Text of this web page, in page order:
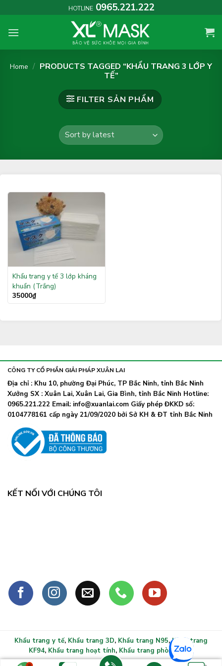
to
content
HOTLINE 0965.221.222
Home / PRODUCTS TAGGED “KHẨU TRANG 3 LỚP Y
TẾ”
FILTER
Khẩu trang y tế 3 lớp kháng
khuẩn (Trắng)
35000₫
CÔNG TY CỔ PHẦN GIẢI PHÁP XUÂN LAI
Địa chỉ : Khu 10, phường Đại Phúc, TP Bắc Ninh, tỉnh Bắc Ninh
Xưởng SX : Xuân Lai, Xuân Lai, Gia Bình, tỉnh Bắc Ninh Hotline:
0965.221.222 Email: info@xuanlai.com Giấy phép ĐKKD số:
0104778161 cấp ngày 21/09/2020 bởi Sở KH & ĐT tỉnh Bắc Ninh
KẾT NỐI VỚI CHÚNG TÔI
Khẩu trang y tế, Khẩu trang 3D, Khẩu trang N95,Khẩu trang
KF94, Khẩu trang hoạt tính, Khẩu trang phòng sạch